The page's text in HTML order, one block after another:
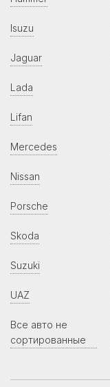
Isuzu
Jaguar
Lada
Lifan
Mercedes
Nissan
Porsche
Skoda
Suzuki
UAZ
Все авто не
сортированные